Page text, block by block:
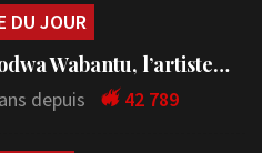
DU JOUR
Wabantu, l’artiste…
depuis 42 789